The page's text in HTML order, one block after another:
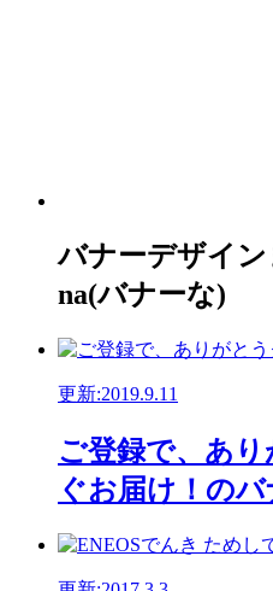
バナーデザイ
na(バナーな)
更新:2019.9.11
ご登録で、あ
ぐお届け！の